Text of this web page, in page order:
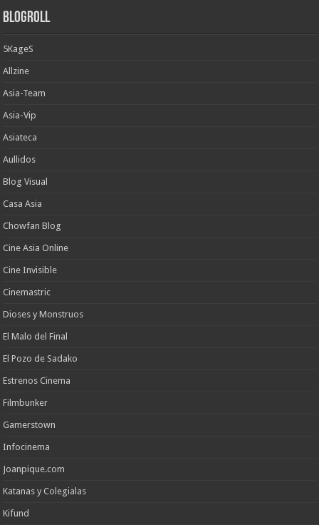
Blogroll
5KageS
Allzine
Asia-Team
Asia-Vip
Asiateca
Aullidos
Blog Visual
Casa Asia
Chowfan Blog
Cine Asia Online
Cine Invisible
Cinemastric
Dioses y Monstruos
El Malo del Final
El Pozo de Sadako
Estrenos Cinema
Filmbunker
Gamerstown
Infocinema
Joanpique.com
Katanas y Colegialas
Kifund